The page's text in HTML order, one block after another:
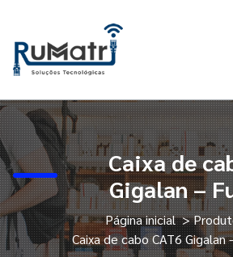
conteúdo
Caixa de
Gigalan –
Página inicial>
Caixa de cabo CAT6 Gigalan